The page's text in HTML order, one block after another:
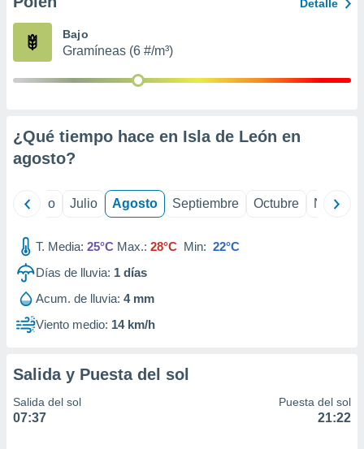
publicidad
1199
Detalle
Bajo
Gramíneas (6 #/m³)
¿Qué tiempo hace en Isla de León en
agosto?
Junio Julio Agosto Septiembre Octubre
T. Media: 25°C Max.: 28°C Min: 22°C
Días de lluvia: 1 días
Acum. de lluvia: 4 mm
Viento medio: 14 km/h
Salida y Puesta del sol
Salida del sol
07:37
Puesta del sol
21:22